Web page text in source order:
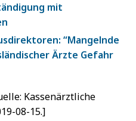
mit
“Mangelnde
Ärzte Gefahr
Kassenärztliche
08-15.]